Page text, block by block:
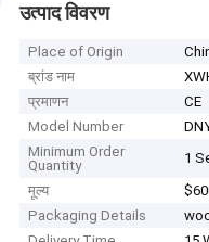
उत्पाद विवरण
Place of Origin
ब्रांड नाम
प्रमाणन
CE
Model Number
Minimum Order
Quantity
1
मूल्य
Packaging Details